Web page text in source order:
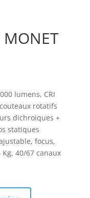
MONET
lumens, CRI
rotatifs
dichroiques +
statiques
focus,
40/67 canaux